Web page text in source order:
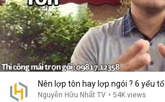
Nên lợp tôn hay lợp ngói ? 6 yếu
Nguyễn Hữu Nhất TV • 54K views